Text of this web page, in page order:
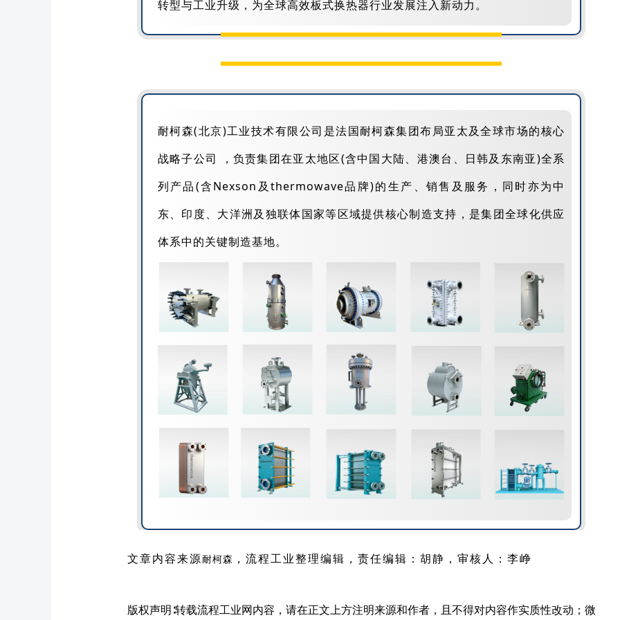
转型与工业升级，为全球高效板式换热器行业发展注入新动力。
耐柯森(北京)工业技术有限公司是法国耐柯森集团布局亚太及全球市场的核心
战略子公司 ，负责集团在亚太地区(含中国大陆、港澳台、日韩及东南亚)全系
列产品(含Nexson及thermowave品牌)的生产、销售及服务，同时亦为中
东、印度、大洋洲及独联体国家等区域提供核心制造支持，是集团全球化供应
体系中的关键制造基地。
文章内容来源耐柯森 ，流程工业整理编辑，责任编辑：胡静，审核人：李峥
版权声明∶转载流程工业网内容，请在正文上方注明来源和作者，且不得对内容作实质性改动；微